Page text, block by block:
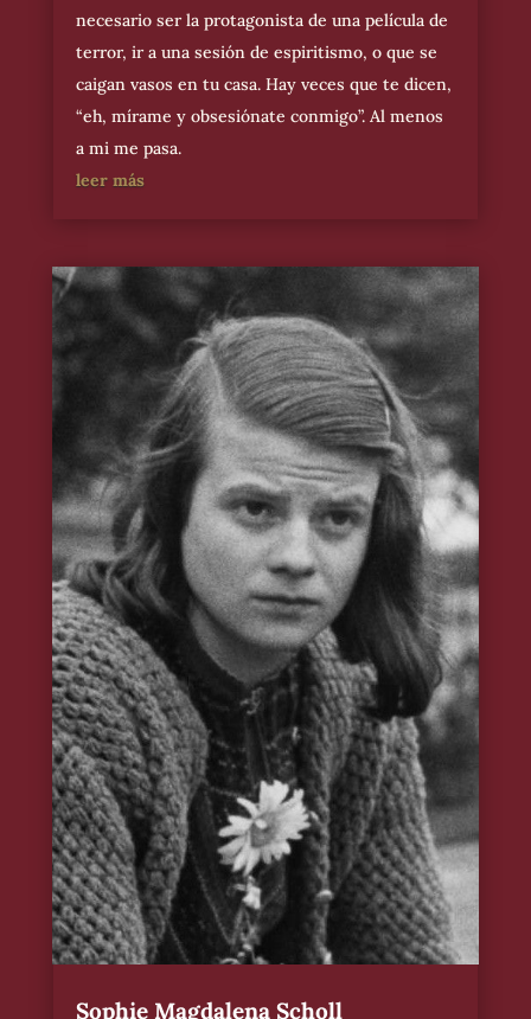
necesario ser la protagonista de una película de
terror, ir a una sesión de espiritismo, o que se
caigan vasos en tu casa. Hay veces que te dicen,
“eh, mírame y obsesiónate conmigo”. Al menos
a mi me pasa.
leer más
Sophie Magdalena Scholl